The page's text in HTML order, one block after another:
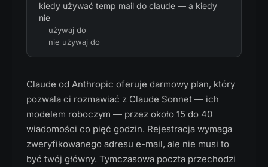
kiedy używać temp mail do claude — a kiedy
nie
używaj do
nie używaj do
Claude od Anthropic oferuje darmowy plan, który
pozwala ci rozmawiać z Claude Sonnet — ich
modelem roboczym — przez około 15 do 40
wiadomości co pięć godzin. Rejestracja wymaga
zweryfikowanego adresu e-mail, ale nie musi to
być twój główny. Tymczasowa poczta przechodzi